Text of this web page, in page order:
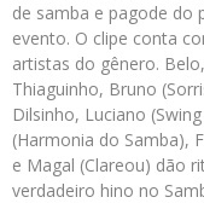
de samba e pagode do
evento. O clipe conta
artistas do gênero.
Thiaguinho, Bruno
Dilsinho, Luciano
(Harmonia do Samba),
e Magal (Clareou) dão
verdadeiro hino no